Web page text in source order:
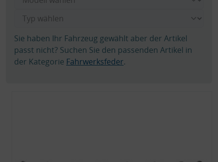
Sie haben Ihr Fahrzeug gewählt aber der Artikel
passt nicht? Suchen Sie den passenden Artikel in
der Kategorie Fahrwerksfeder.